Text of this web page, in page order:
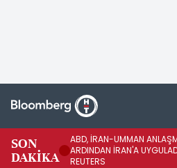
SON
DAKİKA
ABD, İRAN-UMMAN
ARDINDAN İRAN'A
REUTERS